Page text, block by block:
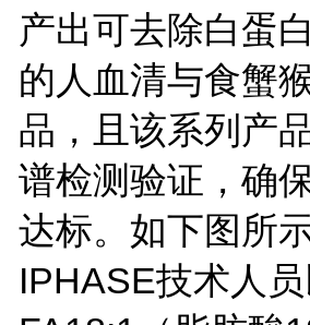
产出可去除白蛋
的人血清与食蟹
品，且该系列产
谱检测验证，确
达标。如下图所示
IPHASE技术人员